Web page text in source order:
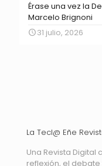
Érase una vez la
Marcelo Brignoni
31 julio, 2026
La Tecl@ Eñe
Una Revista Digital
reflexión, el